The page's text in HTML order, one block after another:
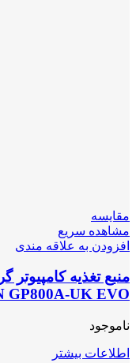
مقایسه
مشاهده سریع
افزودن به علاقه مندی
GP800A-UK EVO
ناموجود
اطلاعات بیشتر